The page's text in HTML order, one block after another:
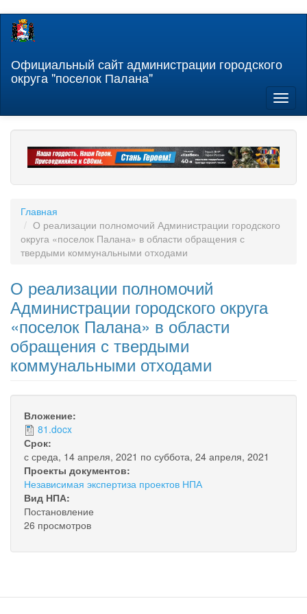
Перейти
содержанию
Официальный сайт администрации городского
округа "поселок Палана"
Главная
О реализации полномочий Администрации городского
округа «поселок Палана» в области обращения с
твердыми коммунальными отходами
О реализации полномочий
Администрации городского округа
«поселок Палана» в области
обращения с твердыми
коммунальными отходами
Вложение:
81.docx
Срок:
с среда, 14 апреля, 2021 по суббота, 24 апреля, 2021
Проекты документов:
Независимая экспертиза проектов НПА
Вид НПА:
Постановление
26 просмотров